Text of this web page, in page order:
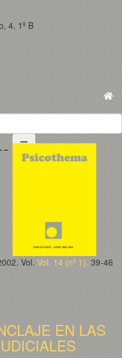
4, 1º B
Vol. Vol. 14 (nº 1). 39-46
EN LAS